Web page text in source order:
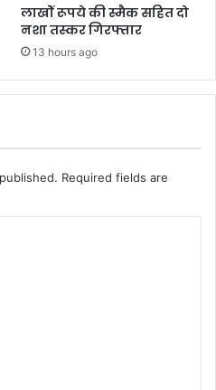
लाखोें रूपये की स्मैक सहित दो
नशा तस्कर गिरफ्तार
13 hours ago
Required fields are